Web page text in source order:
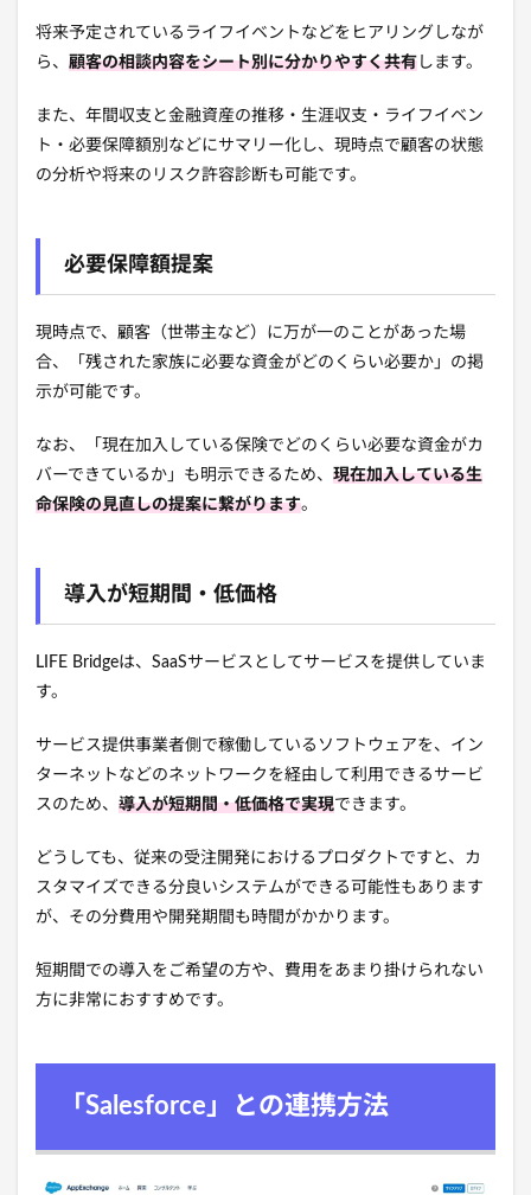
将来予定されているライフイベントなどをヒアリングしなが
ら、 顧客の相談内容をシート別に分かりやすく共有 します。
また、年間収支と金融資産の推移・生涯収支・ライフイベン
ト・必要保障額別などにサマリー化し、現時点で顧客の状態
の分析や将来のリスク許容診断も可能です。
必要保障額提案
現時点で、顧客（世帯主など）に万が一のことがあった場
合、「残された家族に必要な資金がどのくらい必要か」の掲
示が可能です。
なお、「現在加入している保険でどのくらい必要な資金がカ
バーできているか」も明示できるため、 現在加入している生
命保険の見直しの提案に繋がります。
導入が短期間・低価格
LIFE Bridgeは、SaaSサービスとしてサービスを提供していま
す。
サービス提供事業者側で稼働しているソフトウェアを、イン
ターネットなどのネットワークを経由して利用できるサービ
スのため、 導入が短期間・低価格で実現できます。
どうしても、従来の受注開発におけるプロダクトですと、カ
スタマイズできる分良いシステムができる可能性もあります
が、その分費用や開発期間も時間がかかります。
短期間での導入をご希望の方や、費用をあまり掛けられない
方に非常におすすめです。
「Salesforce」との連携方法